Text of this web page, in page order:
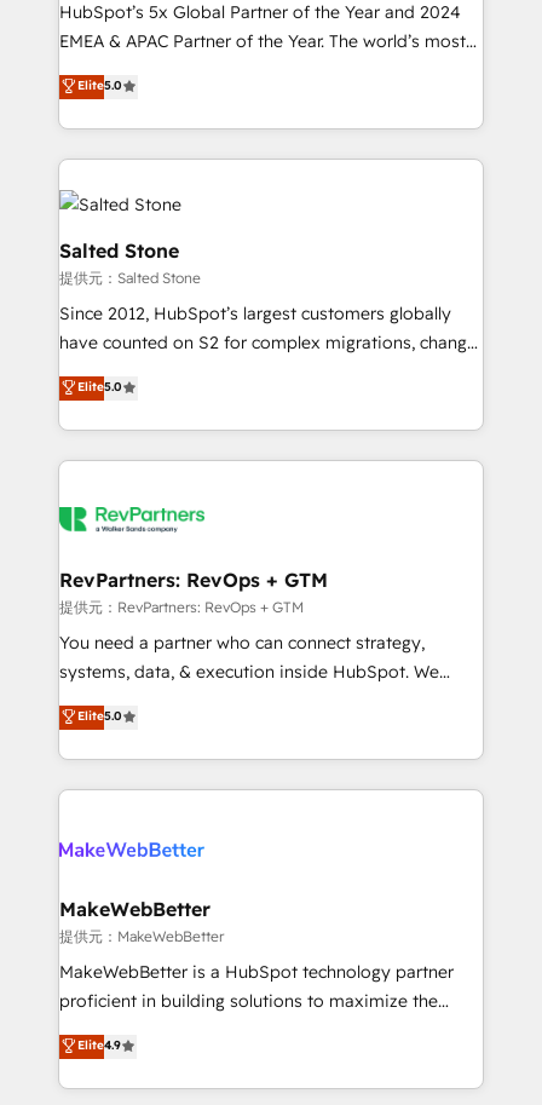
HubSpot’s 5x Global Partner of the Year and 2024
EMEA & APAC Partner of the Year. The world’s most
experienced and fully accredited HubSpot Solutions
Partner. 🚀 With 2,750+ HubSpot projects delivered
and 370+ specialists across EMEA, APAC and NAM,
we de-risk complex CRM programmes and
accelerate ROI across every HubSpot Hub. 🧭 From
multi-region migrations to AI-powered automation,
we turn complexity into clarity, human at global
scale. 🏆 HubSpot’s CEO called us “the partner of the
future.” Others agree it is proof of trust built through
measurable impact.
Elite5.0
Salted Stone
提供元：Salted Stone
Since 2012, HubSpot’s largest customers globally
have counted on S2 for complex migrations, change
management, systems integration, and creative
solutions that deliver measurable impact and
transform brand experiences As one of the few full-
service creative agencies in the HubSpot
winning design to build scalable, globally
marketing campaigns, & RevOps frameworks that
fuel long-term success We connect the entire
customer lifecycle through seamless integrations,
ensure long-term adoption with change-
and service to drive sustainable growth With 6 key
HubSpot accreditations and experience across
Elite5.0
RevPartners: RevOps + GTM
提供元：RevPartners: RevOps + GTM
You need a partner who can connect strategy,
systems, data, & execution inside HubSpot. We
bridge the gap where most agencies fall short by
combining GTM strategy with technical execution to
solve the right problem with the right solution. As the
only firm in the world to hold Elite Partner
clients gain a unique advantage in CRM architecture,
market execution. Why B2B Businesses Choose RP: -
Secure: Soc2 compliant 🛡️ - Pricing: Implementations
starting at $1,5k 💵 - Speed: Launch in 14 days ⚡ -
Global: 75+ RPers across five continents 🌐 - Scale:
HubSpot Partner 🪴 - Sales Hub: More
implementations than any other Partner 💻 -
Elite5.0
MakeWebBetter
提供元：MakeWebBetter
MakeWebBetter is a HubSpot technology partner
proficient in building solutions to maximize the
operational efficiency of HubSpot. The fastest-
growing tech-enabler & facilitator, MakeWebBetter,
hands you the blend of HubSpot expertise &
Elite4.9